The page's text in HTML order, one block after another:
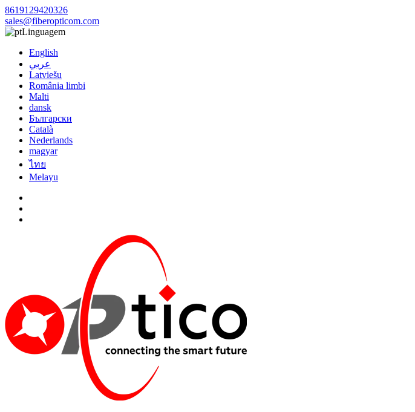
8619129420326
sales@fiberopticom.com
Linguagem
English
عربي
Latviešu
România limbi
Malti
dansk
Български
Català
Nederlands
magyar
ไทย
Melayu